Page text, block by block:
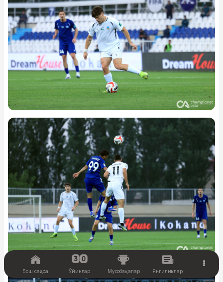
Бош саҳифа Ўйинлар Мусобақалар Янгиликлар